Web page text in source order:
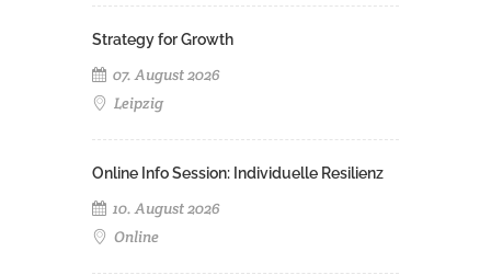
Strategy for Growth
07. August 2026
Leipzig
Online Info Session: Individuelle Resilienz
10. August 2026
Online